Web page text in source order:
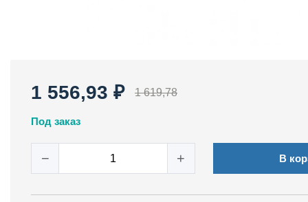
1 556,93 ₽ 1 619,78
Под заказ
− + В